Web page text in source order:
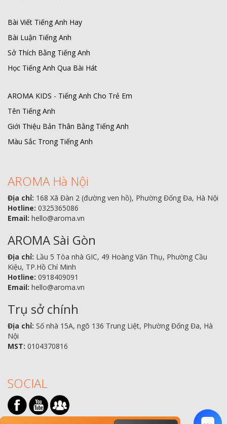
Bài Viết Tiếng Anh Hay
Bài Luận Tiếng Anh
Sở Thích Bằng Tiếng Anh
Học Tiếng Anh Qua Bài Hát
AROMA KIDS - Tiếng Anh Cho Trẻ Em
Tên Tiếng Anh
Giới Thiệu Bản Thân Bằng Tiếng Anh
Màu Sắc Trong Tiếng Anh
AROMA Hà Nội
Địa chỉ: 168 Xã Đàn 2 (đường ven hồ), Phường Đống Đa, Hà Nội
Hotline: 0325365086
Email: hello@aroma.vn
AROMA Sài Gòn
Địa chỉ: Lầu 5 Tòa nhà GIC, 49 Hoàng Văn Thụ, Phường Cầu
Kiệu, TP.Hồ Chí Minh
Hotline: 0918409091
Email: hello@aroma.vn
Trụ sở chính
Địa chỉ: Số nhà 15A, ngõ 136 Trung Liệt, Phường Đống Đa, Hà
Nội
MST: 0104370816
SOCIAL